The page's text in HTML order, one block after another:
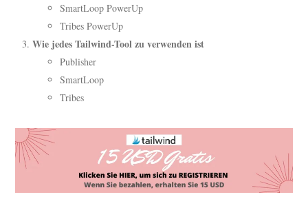
SmartLoop PowerUp
Tribes PowerUp
Wie jedes Tailwind-Tool zu verwenden ist
Publisher
SmartLoop
Tribes